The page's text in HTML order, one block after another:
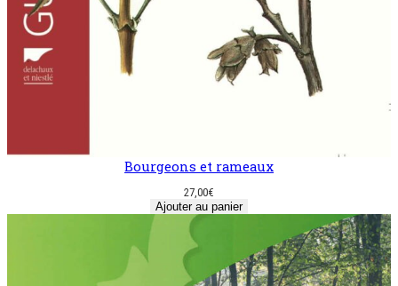
Bourgeons et rameaux
27,00€
Ajouter au panier